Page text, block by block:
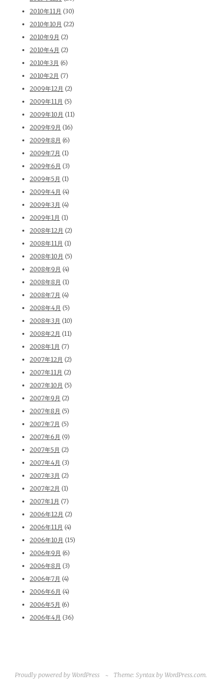
2010年11月 (30)
2010年10月 (22)
2010年9月 (2)
2010年4月 (2)
2010年3月 (6)
2010年2月 (7)
2009年12月 (2)
2009年11月 (5)
2009年10月 (11)
2009年9月 (16)
2009年8月 (6)
2009年7月 (1)
2009年6月 (3)
2009年5月 (1)
2009年4月 (4)
2009年3月 (4)
2009年1月 (1)
2008年12月 (2)
2008年11月 (1)
2008年10月 (5)
2008年9月 (4)
2008年8月 (1)
2008年7月 (4)
2008年4月 (5)
2008年3月 (10)
2008年2月 (11)
2008年1月 (7)
2007年12月 (2)
2007年11月 (2)
2007年10月 (5)
2007年9月 (2)
2007年8月 (5)
2007年7月 (5)
2007年6月 (9)
2007年5月 (2)
2007年4月 (3)
2007年3月 (2)
2007年2月 (1)
2007年1月 (7)
2006年12月 (2)
2006年11月 (4)
2006年10月 (15)
2006年9月 (6)
2006年8月 (3)
2006年7月 (4)
2006年6月 (4)
2006年5月 (6)
2006年4月 (36)
Proudly powered by WordPress ~ Theme: Syntax by WordPress.com